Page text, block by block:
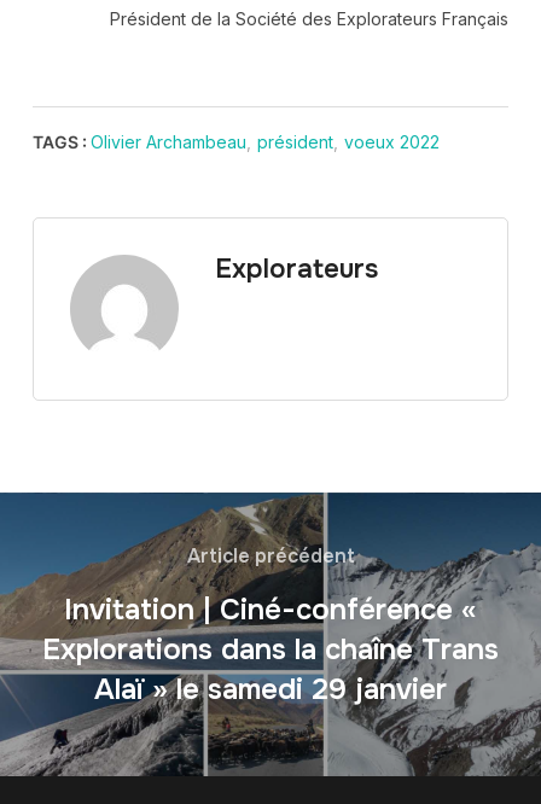
Président de la Société des Explorateurs Français
TAGS : Olivier Archambeau président, voeux 2022
Explorateurs
Article précédent
Invitation | Ciné-conférence «
Explorations dans la chaîne Trans
Alaï » le samedi 29 janvier